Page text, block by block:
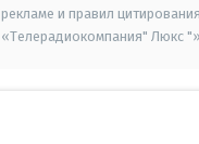
рекламе и правил
«Телерадиокомпания" Люкс